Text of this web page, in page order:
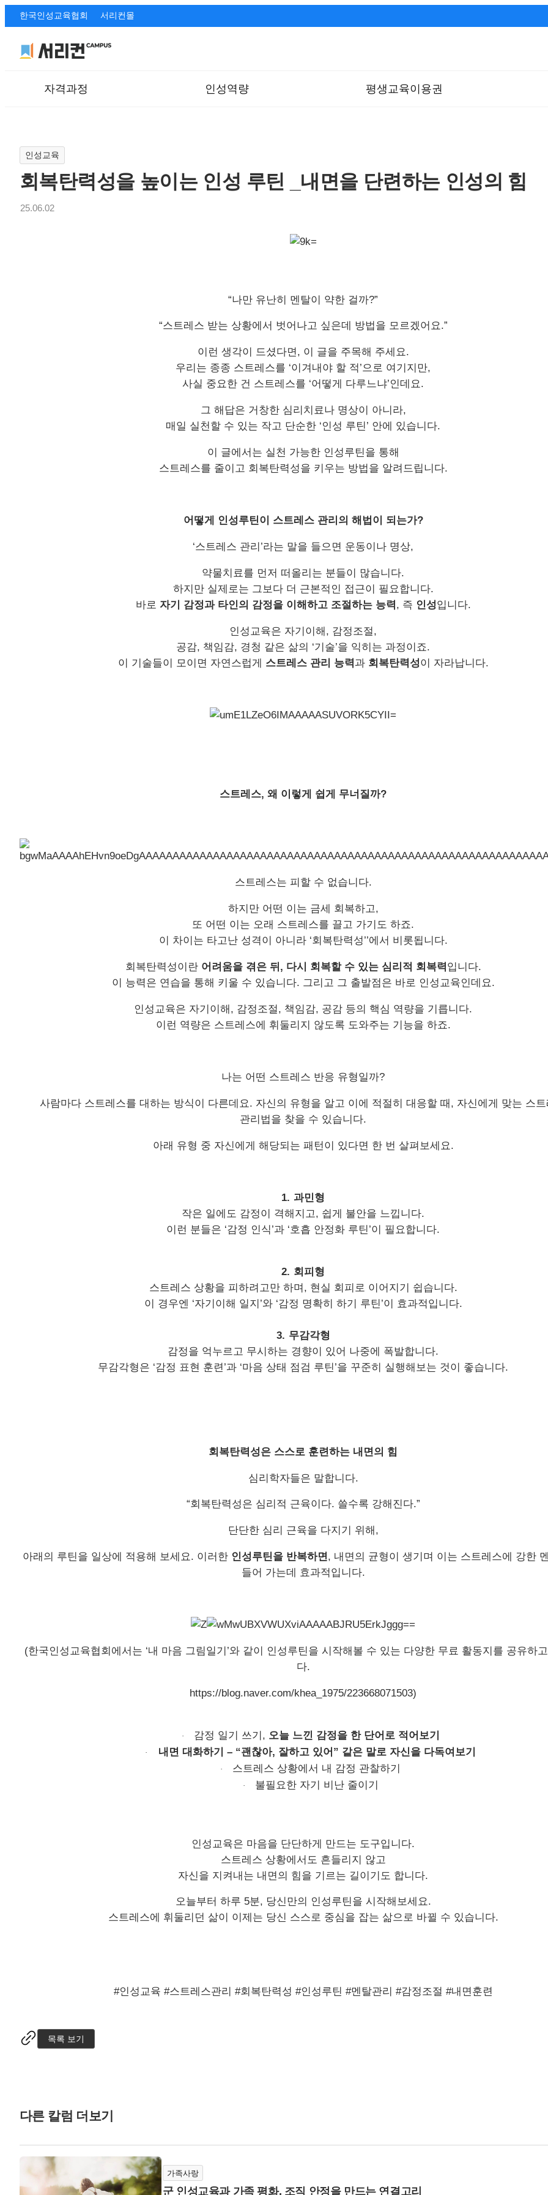
한국인성교육협회 서리컨몰
자격과정 인성역량 평생교육이용권
인성교육
회복탄력성을 높이는 인성 루틴 _내면을 단련하는 인성의 힘
25.06.02
“나만 유난히 멘탈이 약한 걸까?”
“스트레스 받는 상황에서 벗어나고 싶은데 방법을 모르겠어요.”
이런 생각이 드셨다면, 이 글을 주목해 주세요.
우리는 종종 스트레스를 ‘이겨내야 할 적’으로 여기지만,
사실 중요한 건 스트레스를 ‘어떻게 다루느냐’인데요.
그 해답은 거창한 심리치료나 명상이 아니라,
매일 실천할 수 있는 작고 단순한 ‘인성 루틴’ 안에 있습니다.
이 글에서는 실천 가능한 인성루틴을 통해
스트레스를 줄이고 회복탄력성을 키우는 방법을 알려드립니다.
어떻게 인성루틴이 스트레스 관리의 해법이 되는가?
‘스트레스 관리 ’라는 말을 들으면 운동이나 명상,
약물치료를 먼저 떠올리는 분들이 많습니다.
하지만 실제로는 그보다 더 근본적인 접근이 필요합니다.
바로 자기 감정과 타인의 감정을 이해하고 조절하는 능력, 즉 인성입니다.
인성교육은 자기이해 , 감정조절 ,
공감, 책임감, 경청 같은 삶의 ‘기술’을 익히는 과정이죠.
이 기술들이 모이면 자연스럽게 스트레스 관리 능력과 회복탄력성이 자라납니다.
스트레스, 왜 이렇게 쉽게 무너질까?
스트레스는 피할 수 없습니다.
하지만 어떤 이는 금세 회복하고,
또 어떤 이는 오래 스트레스를 끌고 가기도 하죠.
이 차이는 타고난 성격이 아니라 ‘회복탄력성’’에서 비롯됩니다.
회복탄력성이란 어려움을 겪은 뒤 , 다시 회복할 수 있는 심리적 회복력입니다.
이 능력은 연습을 통해 키울 수 있습니다. 그리고 그 출발점은 바로 인성교육인데요.
인성교육은 자기이해 , 감정조절 , 책임감, 공감 등의 핵심 역량을 기릅니다.
이런 역량은 스트레스에 휘둘리지 않도록 도와주는 기능을 하죠.
나는 어떤 스트레스 반응 유형일까?
사람마다 스트레스를 대하는 방식이 다른데요. 자신의 유형을 알고 이에 적절히 대응할 때 , 자신에게 맞는 스
관리법을 찾을 수 있습니다.
아래 유형 중 자신에게 해당되는 패턴이 있다면 한 번 살펴보세요.
1. 과민형
작은 일에도 감정이 격해지고, 쉽게 불안을 느낍니다.
이런 분들은 ‘감정 인식’과 ‘호흡 안정화 루틴’이 필요합니다.
2. 회피형
스트레스 상황을 피하려고만 하며 , 현실 회피로 이어지기 쉽습니다.
이 경우엔 ‘자기이해 일지 ’와‘감정 명확히 하기 루틴’이 효과적입니다.
3. 무감각형
감정을 억누르고 무시하는 경향이 있어 나중에 폭발합니다.
무감각형은 ‘감정 표현 훈련’과 ‘마음 상태 점검 루틴’을 꾸준히 실행해보는 것이 좋습니다.
회복탄력성은 스스로 훈련하는 내면의 힘
심리학자들은 말합니다.
“회복탄력성은 심리적 근육이다. 쓸수록 강해진다.”
단단한 심리 근육을 다지기 위해,
아래의 루틴을 일상에 적용해 보세요. 이러한 인성루틴을 반복하면, 내면의 균형이 생기며 이는 스트레스에 강한
들어 가는데 효과적입니다.
(한국인성교육협회에서는 ‘내 마음 그림일기 ’와 같이 인성루틴을 시작해볼 수 있는 다양한 무료 활동지를 공유하
다.
https://blog.naver.com/khea_1975/223668071503)
· 감정 일기 쓰기 , 오늘 느낀 감정을 한 단어로 적어보기
· 내면 대화하기– “괜찮아, 잘하고 있어 ” 같은 말로 자신을 다독여보기
· 스트레스 상황에서 내 감정 관찰하기
· 불필요한 자기 비난 줄이기
인성교육은 마음을 단단하게 만드는 도구입니다.
스트레스 상황에서도 흔들리지 않고
자신을 지켜내는 내면의 힘을 기르는 길이기도 합니다.
오늘부터 하루 5분, 당신만의 인성루틴을 시작해보세요.
스트레스에 휘둘리던 삶이 이제는 당신 스스로 중심을 잡는 삶으로 바뀔 수 있습니다.
#인성교육 #스트레스관리 #회복탄력성 #인성루틴 #멘탈관리 #감정조절 #내면훈련
목록 보기
다른 칼럼 더보기
가족사랑
군 인성교육과 가족 평화, 조직 안정을 만드는 연결고리